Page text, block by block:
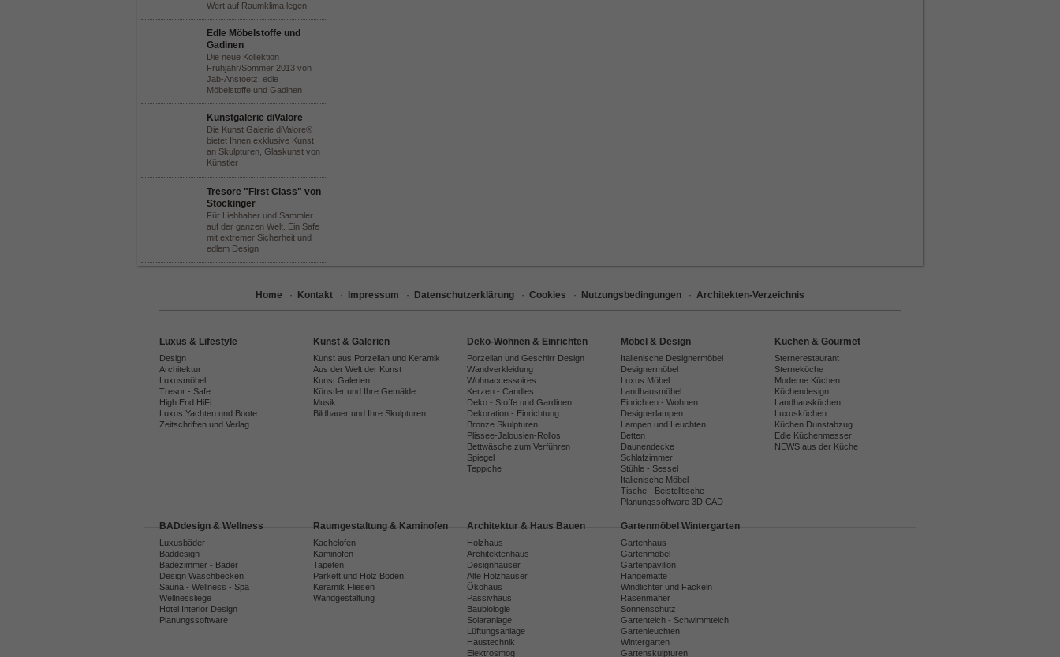
Wert auf Raumklima legen
Edle Möbelstoffe und
Gadinen
Die neue Kollektion
Frühjahr/Sommer 2013 von
Jab-Anstoetz, edle
Möbelstoffe und Gadinen
Kunstgalerie diValore
Die Kunst Galerie diValore®
bietet Ihnen exklusive Kunst
an Skulpturen, Glaskunst von
Künstler
Tresore "First Class" von
Stockinger
Für Liebhaber und Sammler
auf der ganzen Welt. Ein Safe
mit extremer Sicherheit und
edlem Design
Home · Kontakt · Impressum · Datenschutzerklärung · Cookies · Nutzungsbedingungen · Architekten-Verzeichnis
Luxus & Lifestyle
Design
Architektur
Luxusmöbel
Tresor - Safe
High End HiFi
Luxus Yachten und Boote
Zeitschriften und Verlag
Kunst & Galerien
Kunst aus Porzellan und Keramik
Aus der Welt der Kunst
Kunst Galerien
Künstler und Ihre Gemälde
Musik
Bildhauer und Ihre Skulpturen
Deko-Wohnen & Einrichten
Porzellan und Geschirr Design
Wandverkleidung
Wohnaccessoires
Kerzen - Candles
Deko - Stoffe und Gardinen
Dekoration - Einrichtung
Bronze Skulpturen
Plissee-Jalousien-Rollos
Bettwäsche zum Verführen
Spiegel
Teppiche
Möbel & Design
Italienische Designermöbel
Designermöbel
Luxus Möbel
Landhausmöbel
Einrichten - Wohnen
Designerlampen
Lampen und Leuchten
Betten
Daunendecke
Schlafzimmer
Stühle - Sessel
Italienische Möbel
Tische - Beistelltische
Planungssoftware 3D CAD
Küchen & Gourmet
Sternerestaurant
Sterneköche
Moderne Küchen
Küchendesign
Landhausküchen
Luxusküchen
Küchen Dunstabzug
Edle Küchenmesser
NEWS aus der Küche
BADdesign & Wellness
Luxusbäder
Baddesign
Badezimmer - Bäder
Design Waschbecken
Sauna - Wellness - Spa
Wellnessliege
Hotel Interior Design
Planungssoftware
Raumgestaltung & Kaminofen
Kachelofen
Kaminofen
Tapeten
Parkett und Holz Boden
Keramik Fliesen
Wandgestaltung
Architektur & Haus Bauen
Holzhaus
Architektenhaus
Designhäuser
Alte Holzhäuser
Ökohaus
Passivhaus
Baubiologie
Solaranlage
Lüftungsanlage
Haustechnik
Elektrosmog
Gartenmöbel Wintergarten
Gartenhaus
Gartenmöbel
Gartenpavillon
Hängematte
Windlichter und Fackeln
Rasenmäher
Sonnenschutz
Gartenteich - Schwimmteich
Gartenleuchten
Wintergarten
Gartenskulpturen